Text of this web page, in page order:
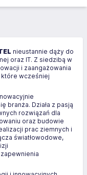
nieustannie dąży do
oraz IT. Z siedzibą w
i zaangażowania
wcześniej
branża. Działa z pasją
rozwiązań dla
oraz budowie
prac ziemnych i
światłowodowe,